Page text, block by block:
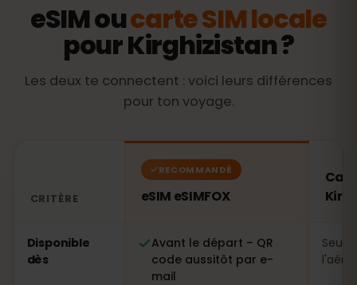
eSIM oucarte SIM locale
pour Kirghizistan ?
Les deux te connectent : voici leurs différences
pour ton voyage.
CRITÈRE
RECOMMANDÉ
eSIM eSIMFOX
Disponible
dès
Avant le départ – QR
code aussitôt par e-
mail